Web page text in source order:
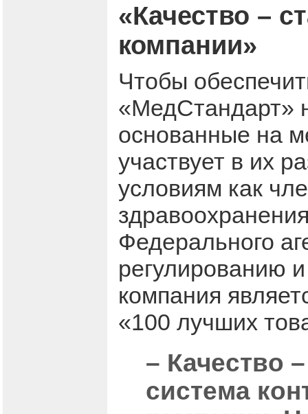
«Качество –
компании»
Чтобы
«МедСтандарт»
основанные на
участвует в их
условиям как
Федерального
регулированию
компания
«100 лучших
– Качество
система